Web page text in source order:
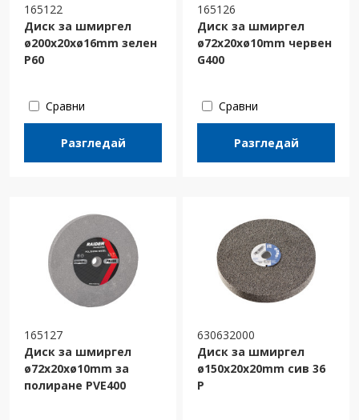
165122
Диск за шмиргел
ø200x20xø16mm зелен
Р60
Сравни
Разгледай
165126
Диск за шмиргел
ø72x20xø10mm червен
G400
Сравни
Разгледай
165127
Диск за шмиргел
ø72x20xø10mm за
полиране PVE400
630632000
Диск за шмиргел
ø150x20x20mm сив 36
P